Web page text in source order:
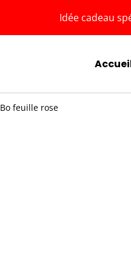
Idée cadeau
Bo feuille rose